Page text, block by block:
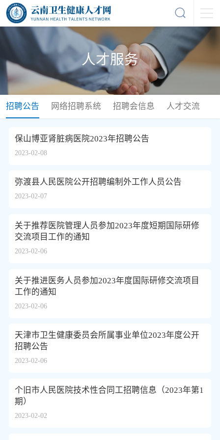
人才服务
招聘公告 网络招聘系统 招聘会信息 人才交流
保山博亚肾脏病医院2023年招聘公告
2023-02-08
弥渡县人民医院公开招聘编制外工作人员公告
2023-02-07
关于推荐医院管理人员参加2023年度短期国际研修
交流项目工作的通知
2023-02-06
关于推进医务人员参加2023年度国际研修交流项目
工作的通知
2023-02-06
天津市卫生健康委员会所属事业单位2023年度公开
招聘公告
2023-02-06
个旧市人民医院技术性合同工招聘信息（2023年第1
期）
2023-02-02